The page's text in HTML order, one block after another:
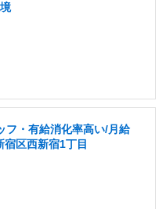
フ・有給消化率高い/月給
区西新宿1丁目